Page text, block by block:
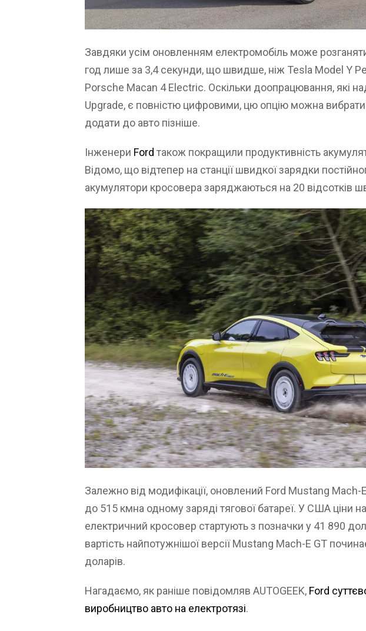
Завдяки усім оновленням електромобіль може
год лише за 3,4 секунди, що швидше, ніж Tesla Model Y
Porsche Macan 4 Electric. Оскільки доопрацювання, які
Upgrade, є повністю цифровими, цю опцію можна вибрати
додати до авто пізніше.
Інженери Ford також покращили продуктивність
Відомо, що відтепер на станції швидкої зарядки
акумулятори кросовера заряджаються на 20 відсотків
Залежно від модифікації, оновлений Ford Mustang
до 515 кмна одному заряді тягової батареї. У США ціни
електричний кросовер стартують з позначки у 41 890
вартість найпотужнішої версії Mustang Mach-E GT
доларів.
Нагадаємо, як раніше повідомляв AUTOGEEK, Ford
виробництво авто на електротязі.